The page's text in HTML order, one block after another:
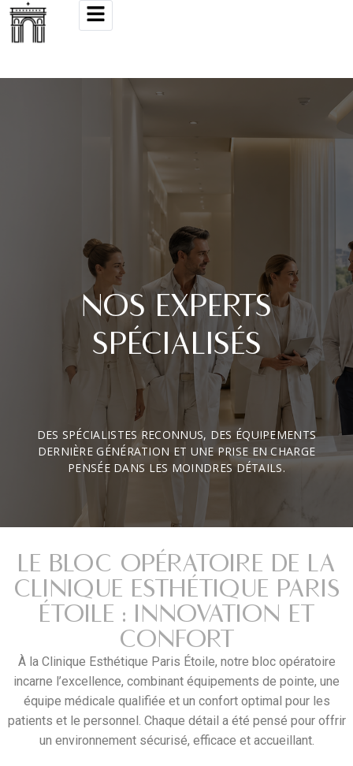
NOS EXPERTS
SPÉCIALISÉS
DES SPÉCIALISTES RECONNUS, DES ÉQUIPEMENTS
DERNIÈRE GÉNÉRATION ET UNE PRISE EN CHARGE
PENSÉE DANS LES MOINDRES DÉTAILS.
LE BLOC OPÉRATOIRE DE LA
CLINIQUE ESTHÉTIQUE PARIS
ÉTOILE : INNOVATION ET
CONFORT
À la Clinique Esthétique Paris Étoile, notre bloc opératoire
incarne l’excellence, combinant équipements de pointe, une
équipe médicale qualifiée et un confort optimal pour les
patients et le personnel. Chaque détail a été pensé pour offrir
un environnement sécurisé, efficace et accueillant.